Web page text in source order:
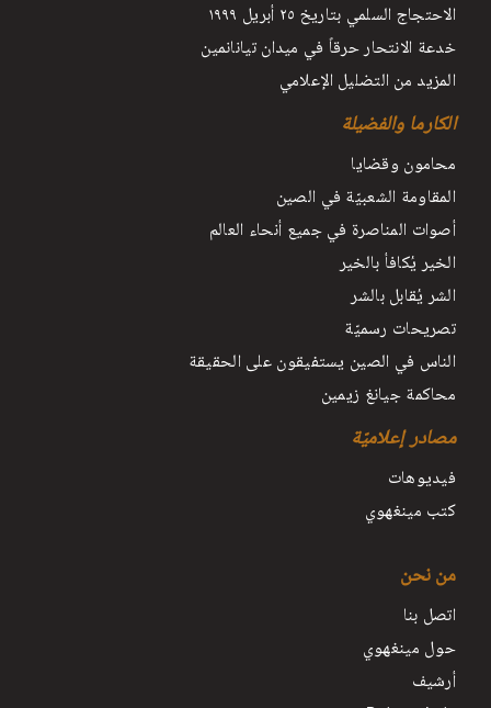
الاحتجاج السلمي بتاريخ ٢٥ أبريل ١٩٩٩
خدعة الانتحار حرقاً في ميدان تيانانمين
المزيد من التضليل الإعلامي
الكارما والفضيلة
محامون وقضايا
المقاومة الشعبيّة في الصين
أصوات المناصرة في جميع أنحاء العالم
الخير يُكافأ بالخير
الشر يُقابل بالشر
تصريحات رسميّة
الناس في الصين يستفيقون على الحقيقة
محاكمة جيانغ زيمين
مصادر إعلاميّة
فيديوهات
كتب مينغهوي
من نحن
اتصل بنا
حول مينغهوي
أرشيف